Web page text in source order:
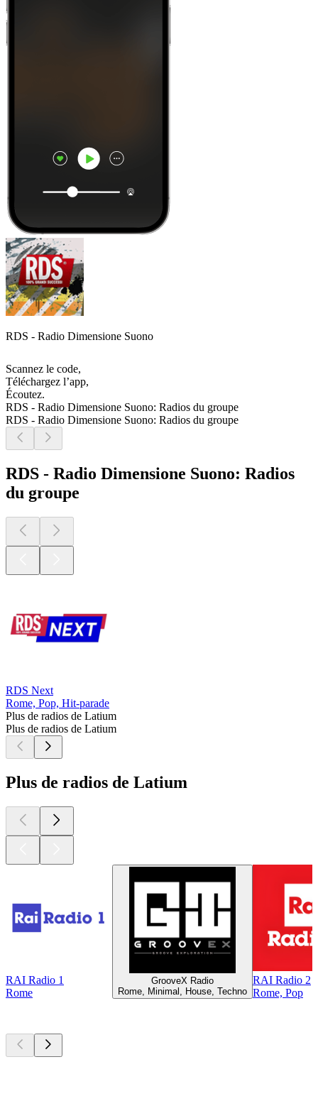
RDS - Radio Dimensione Suono
Scannez le code,
Téléchargez l’app,
Écoutez.
RDS - Radio Dimensione Suono: Radios du groupe
RDS - Radio Dimensione Suono: Radios du groupe
RDS - Radio Dimensione Suono: Radios
du groupe
RDS Next
Rome, Pop, Hit-parade
Plus de radios de Latium
Plus de radios de Latium
Plus de radios de Latium
RAI Radio 1
Rome
GrooveX Radio
Rome, Minimal, House, Techno
RAI Radio 2
Rome, Pop